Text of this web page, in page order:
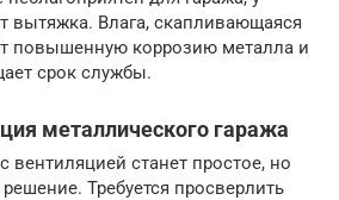
вытяжка. Влага, скапливающаяся
повышенную коррозию металла и
срок службы.
металлического гаража
станет простое, но
Требуется просверлить